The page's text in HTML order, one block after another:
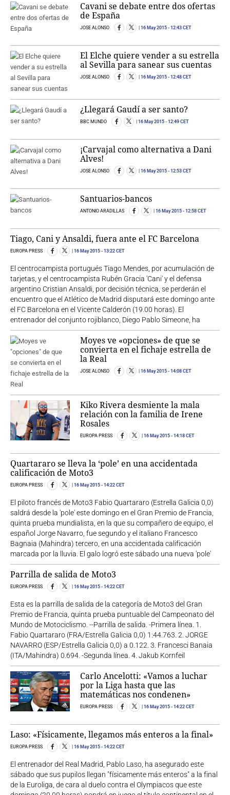
Cavani se debate entre dos ofertas
de España
JOSE ALONSO 16 May 2015 - 12:43 CET
El Elche quiere vender a su estrella
al Sevilla para sanear sus cuentas
JOSE ALONSO 16 May 2015 - 12:48 CET
¿Llegará Gaudí a ser santo?
BBC MUNDO 16 May 2015 - 12:49 CET
¡Carvajal como alternativa a Dani
Alves!
JOSE ALONSO 16 May 2015 - 12:53 CET
Santuarios-bancos
ANTONIO ARADILLAS 16 May 2015 - 12:58 CET
Tiago, Cani y Ansaldi, fuera ante el FC Barcelona
EUROPA PRESS 16 May 2015 - 13:22 CET
El centrocampista portugués Tiago Mendes, por acumulación de
tarjetas, y el centrocampista Rubén Gracia 'Cani' y el defensa
argentino Cristian Ansaldi, por decisión técnica, se perderán el
encuentro que el Atlético de Madrid disputará este domingo ante
el FC Barcelona en el Vicente Calderón (19.00 horas). El
entrenador del conjunto rojiblanco, Diego Pablo Simeone, ha
Moyes ve «opciones» de que se
convierta en el fichaje estrella de
la Real
JOSE ALONSO 16 May 2015 - 14:08 CET
Kiko Rivera desmiente la mala
relación con la familia de Irene
Rosales
EUROPA PRESS 16 May 2015 - 14:18 CET
Quartararo se lleva la ‘pole’ en una accidentada
calificación de Moto3
EUROPA PRESS 16 May 2015 - 14:22 CET
El piloto francés de Moto3 Fabio Quartararo (Estrella Galicia 0,0)
saldrá desde la 'pole' este domingo en el Gran Premio de Francia,
quinta prueba mundialista, en la que su compañero de equipo, el
español Jorge Navarro, fue segundo y el italiano Francesco
Bagnaia (Mahindra) tercero, en una accidentada calificación
marcada por la lluvia. El galo logró este sábado una nueva 'pole'
Parrilla de salida de Moto3
EUROPA PRESS 16 May 2015 - 14:22 CET
Esta es la parrilla de salida de la categoría de Moto3 del Gran
Premio de Francia, quinta prueba puntuable del Campeonato del
Mundo de Motociclismo. --Parrilla de salida. -Primera línea. 1.
Fabio Quartararo (FRA/Estrella Galicia 0,0) 1:44.763. 2. JORGE
NAVARRO (ESP/Estrella Galicia 0,0) a 0.122. 3. Francesci Banaia
(ITA/Mahindra) 0.694. -Segunda línea. 4. Jakub Kornfeil
Carlo Ancelotti: «Vamos a luchar
por la Liga hasta que las
matemáticas nos condenen»
EUROPA PRESS 16 May 2015 - 14:22 CET
Laso: «Físicamente, llegamos más enteros a la final»
EUROPA PRESS 16 May 2015 - 14:22 CET
El entrenador del Real Madrid, Pablo Laso, ha asegurado este
sábado que sus pupilos llegan "físicamente más enteros" a la final
de la Euroliga, de cara al duelo contra el Olympiacos que este